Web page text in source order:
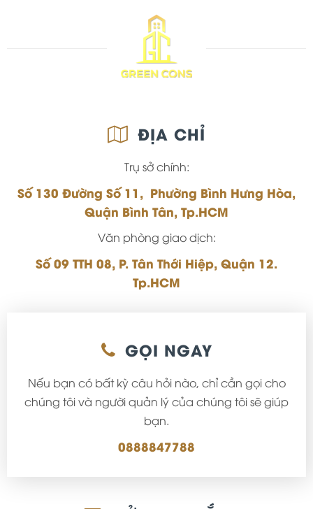
ĐỊA CHỈ
Trụ sở chính:
Số 130 Đường Số 11, Phường Bình Hưng Hòa,
Quận Bình Tân, Tp.HCM
Văn phòng giao dịch:
Số 09 TTH 08, P. Tân Thới Hiệp, Quận 12.
Tp.HCM
GỌI NGAY
Nếu bạn có bất kỳ câu hỏi nào, chỉ cần gọi cho
chúng tôi và người quản lý của chúng tôi sẽ giúp
bạn.
0888847788